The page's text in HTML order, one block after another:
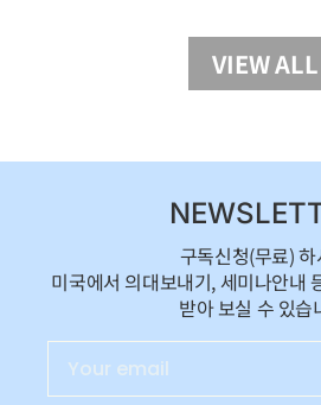
VIEW ALL
구독신청(무료) 하
미국에서 의대보내기, 세미나안내
받아 보실 수 있습